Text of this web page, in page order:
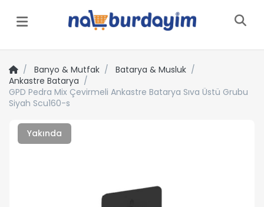
Menü
Banyo & Mutfak
Batarya & Musluk
Ankastre Batarya
GPD Pedra Mix Çevirmeli Ankastre Batarya Sıva Üstü Grubu
Siyah Scu160-s
Yakında